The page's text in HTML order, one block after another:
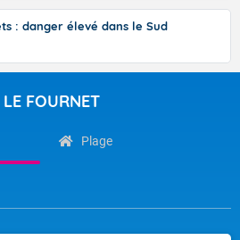
: danger élevé dans le Sud
FOURNET
Plage